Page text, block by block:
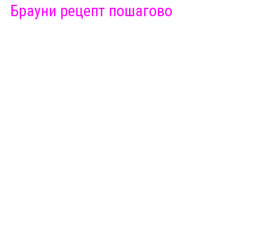
Брауни рецепт пошагово